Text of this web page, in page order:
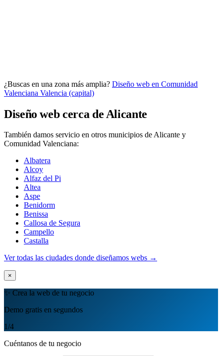
Quiero mi panel
¿Buscas en una zona más amplia? Diseño web en Comunidad
Valenciana Valencia (capital)
Diseño web cerca de Alicante
También damos servicio en otros municipios de Alicante y
Comunidad Valenciana:
Albatera
Alcoy
Alfaz del Pi
Altea
Aspe
Benidorm
Benissa
Callosa de Segura
Campello
Castalla
Ver todas las ciudades donde diseñamos webs →
×
✨ Crea la web de tu negocio
Demo gratis en segundos
1/4
Cuéntanos de tu negocio